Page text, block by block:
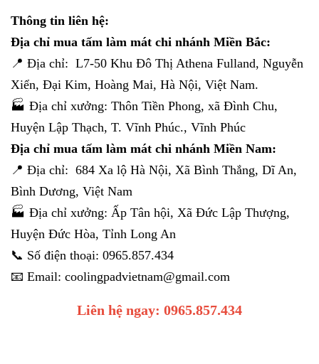
Thông tin liên hệ:
Địa chỉ mua tấm làm mát chi nhánh Miền Bắc:
📍 Địa chỉ: L7-50 Khu Đô Thị Athena Fulland, Nguyễn
Xiển, Đại Kim, Hoàng Mai, Hà Nội, Việt Nam.
🏭 Địa chỉ xưởng: Thôn Tiền Phong, xã Đình Chu,
Huyện Lập Thạch, T. Vĩnh Phúc., Vĩnh Phúc
Địa chỉ mua tấm làm mát chi nhánh Miền Nam:
📍 Địa chỉ: 684 Xa lộ Hà Nội, Xã Bình Thắng, Dĩ An,
Bình Dương, Việt Nam
🏭 Địa chỉ xưởng: Ấp Tân hội, Xã Đức Lập Thượng,
Huyện Đức Hòa, Tỉnh Long An
📞 Số điện thoại: 0965.857.434
📧 Email: coolingpadvietnam@gmail.com
Liên hệ ngay: 0965.857.434